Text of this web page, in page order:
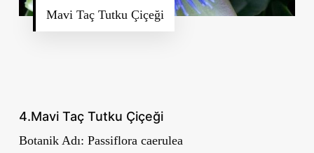
Mavi Taç Tutku Çiçeği
4.Mavi Taç Tutku Çiçeği
Botanik Adı: Passiflora caerulea